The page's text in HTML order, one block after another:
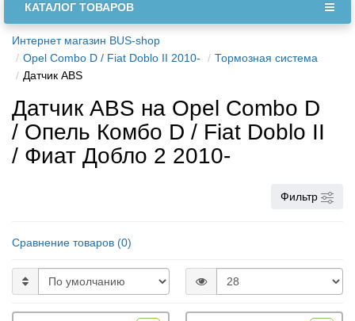
КАТАЛОГ ТОВАРОВ
Интернет магазин BUS-shop
Opel Combo D / Fiat Doblo II 2010-
Тормозная система
Датчик ABS
Датчик ABS на Opel Combo D
/ Опель Комбо D / Fiat Doblo II
/ Фиат Добло 2 2010-
Фильтр
Сравнение товаров (0)